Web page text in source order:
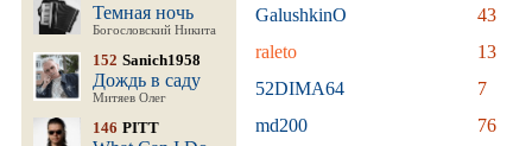
Темная ночь
Богословский Никита
152 Sanich1958
Дождь в саду
Митяев Олег
146 PITT
GalushkinO
43
raleto
13
52DIMA64
7
md200
76